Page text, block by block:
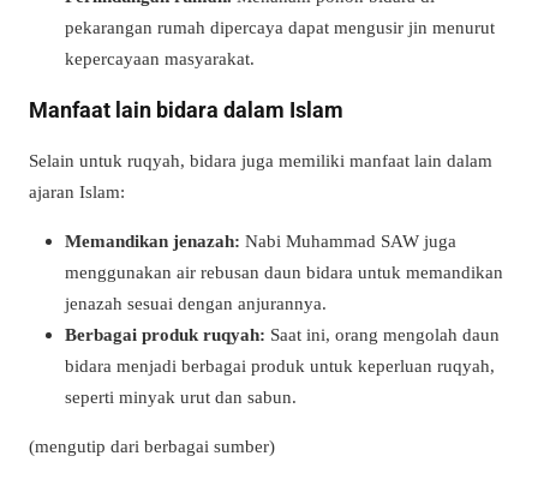
pekarangan rumah dipercaya dapat mengusir jin menurut
kepercayaan masyarakat.
Manfaat lain bidara dalam Islam
Selain untuk ruqyah, bidara juga memiliki manfaat lain dalam
ajaran Islam:
Memandikan jenazah: Nabi Muhammad SAW juga
menggunakan air rebusan daun bidara untuk memandikan
jenazah sesuai dengan anjurannya.
Berbagai produk ruqyah: Saat ini, orang mengolah daun
bidara menjadi berbagai produk untuk keperluan ruqyah,
seperti minyak urut dan sabun.
(mengutip dari berbagai sumber)